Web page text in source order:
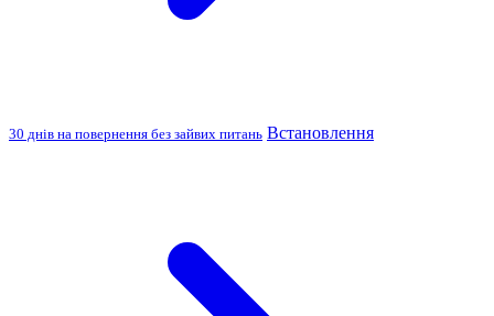
30 днів на повернення без зайвих питань Встановлення